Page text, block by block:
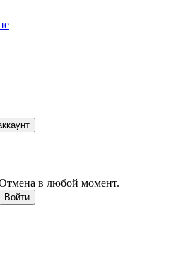
в любой момент.
Войти